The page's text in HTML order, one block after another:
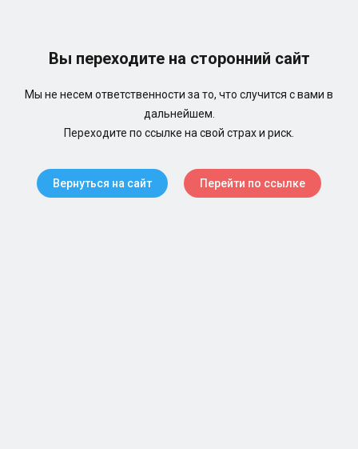
Вы переходите на сторонний сайт
Мы не несем ответственности за то, что случится с вами в
дальнейшем.
Переходите по ссылке на свой страх и риск.
Вернуться на сайт Перейти по ссылке